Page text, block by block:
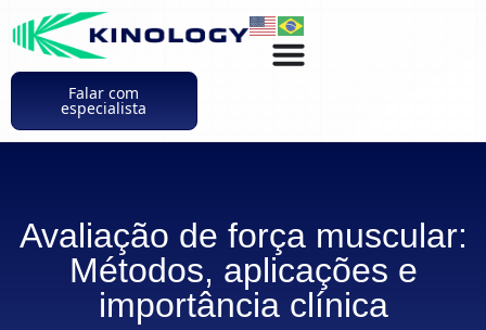
Falar com
especialista
Avaliação de força muscular:
Métodos, aplicações e
importância clínica